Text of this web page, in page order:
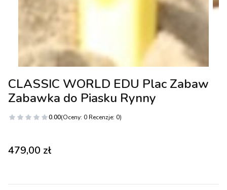
CLASSIC WORLD EDU Plac Zabaw
Zabawka do Piasku Rynny
0.00(Oceny: 0 Recenzje: 0)
Cena
479,00 zł